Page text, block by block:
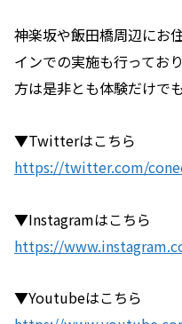
神楽坂や飯田橋周辺にお
インでの実施も行ってお
方は是非とも体験だけで
▼Twitterはこちら
https://twitter.com/
▼Instagramはこちら
https://
▼Youtubeはこちら